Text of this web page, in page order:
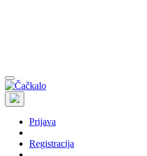
Prijava
Registracija